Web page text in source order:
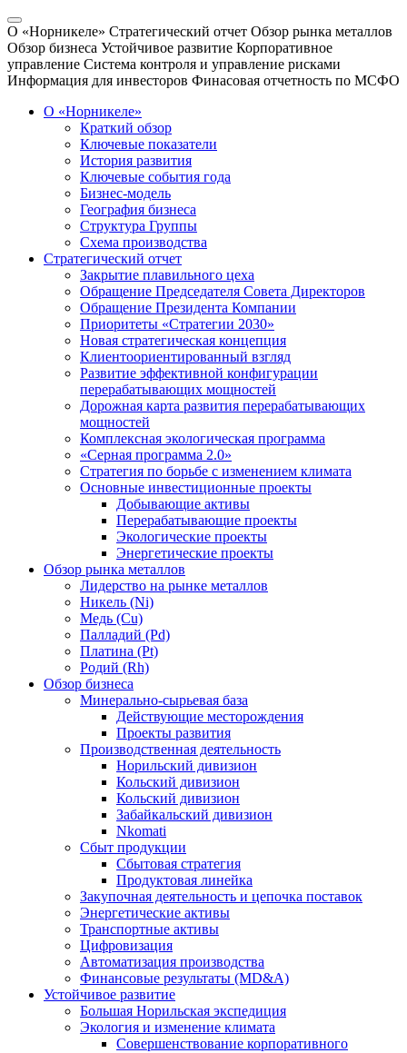
О «Норникеле» Стратегический отчет Обзор рынка металлов
Обзор бизнеса Устойчивое развитие Корпоративное
управление Система контроля и управление рисками
Информация для инвесторов Финасовая отчетность по МСФО
О «Норникеле»
Краткий обзор
Ключевые показатели
История развития
Ключевые события года
Бизнес-модель
География бизнеса
Структура Группы
Схема производства
Стратегический отчет
Закрытие плавильного цеха
Обращение Председателя Совета Директоров
Обращение Президента Компании
Приоритеты «Стратегии 2030»
Новая стратегическая концепция
Клиентоориентированный взгляд
Развитие эффективной конфигурации
перерабатывающих мощностей
Дорожная карта развития перерабатывающих
мощностей
Комплексная экологическая программа
«Серная программа 2.0»
Стратегия по борьбе с изменением климата
Основные инвестиционные проекты
Добывающие активы
Перерабатывающие проекты
Экологические проекты
Энергетические проекты
Обзор рынка металлов
Лидерство на рынке металлов
Никель (Ni)
Медь (Cu)
Палладий (Pd)
Платина (Pt)
Родий (Rh)
Обзор бизнеса
Минерально-сырьевая база
Действующие месторождения
Проекты развития
Производственная деятельность
Норильский дивизион
Кольский дивизион
Кольский дивизион
Забайкальский дивизион
Nkomati
Сбыт продукции
Сбытовая стратегия
Продуктовая линейка
Закупочная деятельность и цепочка поставок
Энергетические активы
Транспортные активы
Цифровизация
Автоматизация производства
Финансовые результаты (MD&A)
Устойчивое развитие
Большая Норильская экспедиция
Экология и изменение климата
Совершенствование корпоративного